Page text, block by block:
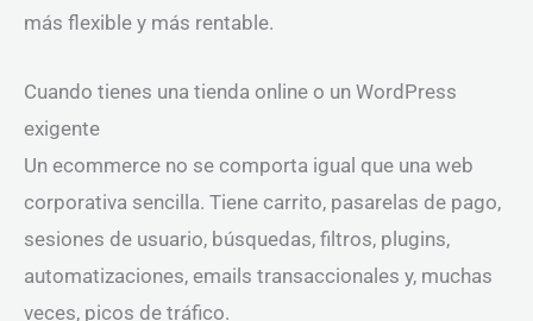
más flexible y más rentable.
Cuando tienes una tienda online o un WordPress
exigente
Un ecommerce no se comporta igual que una web
corporativa sencilla. Tiene carrito, pasarelas de pago,
sesiones de usuario, búsquedas, filtros, plugins,
automatizaciones, emails transaccionales y, muchas
veces, picos de tráfico.